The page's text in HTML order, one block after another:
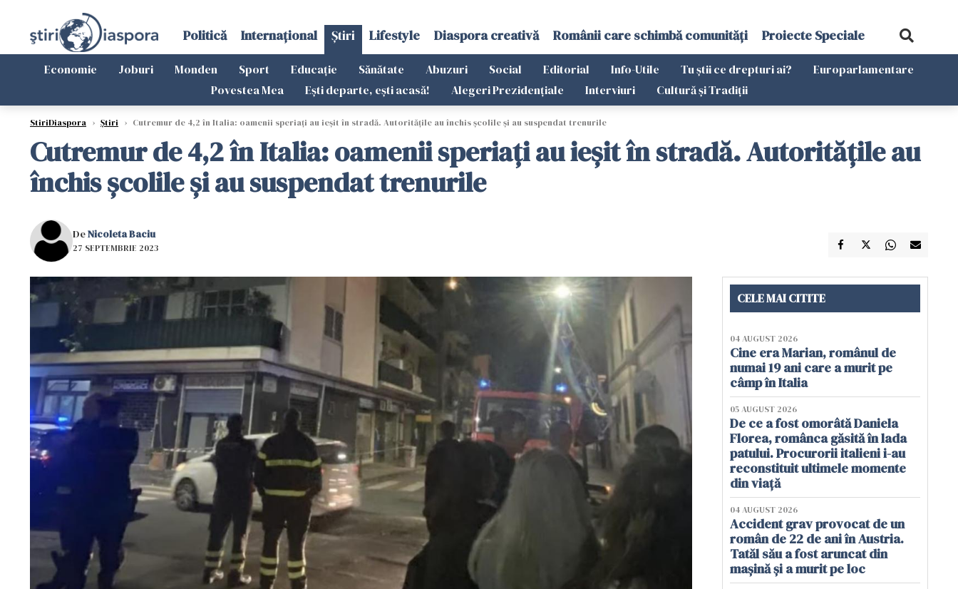
Politică Internațional Știri Lifestyle Diaspora creativă Românii care schimbă comunități Proiecte Speciale
Economie Joburi Monden Sport Educație Sănătate Abuzuri Social Editorial Info-Utile Tu știi ce drepturi ai?
Europarlamentare
Povestea Mea
Ești departe, ești acasă! Alegeri Prezidențiale Interviuri Cultură și Tradiții
StiriDiaspora › Știri › Cutremur de 4,2 în Italia: oamenii speriați au ieșit în stradă. Autoritățile au închis școlile și au suspendat trenurile
Cutremur de 4,2 în Italia: oamenii speriați au ieșit în stradă. Autoritățile au
închis școlile și au suspendat trenurile
DeNicoleta Baciu
27 SEPTEMBRIE 2023
CELE MAI CITITE
04 AUGUST 2026
Cine era Marian, românul de
numai 19 ani care a murit pe
câmp în Italia
05 AUGUST 2026
De ce a fost omorâtă Daniela
Florea, românca găsită în lada
patului. Procurorii italieni i-au
reconstituit ultimele momente
din viață
04 AUGUST 2026
Accident grav provocat de un
român de 22 de ani în Austria.
Tatăl său a fost aruncat din
mașină și a murit pe loc